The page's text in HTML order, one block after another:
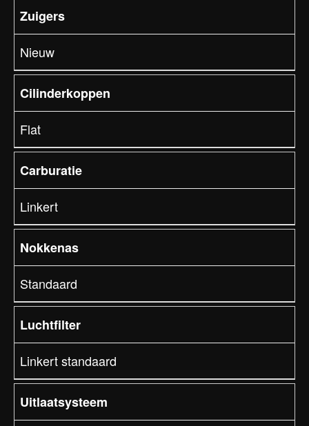
Zuigers
Nieuw
Cilinderkoppen
Flat
Carburatie
Linkert
Nokkenas
Standaard
Luchtfilter
Linkert standaard
Uitlaatsysteem